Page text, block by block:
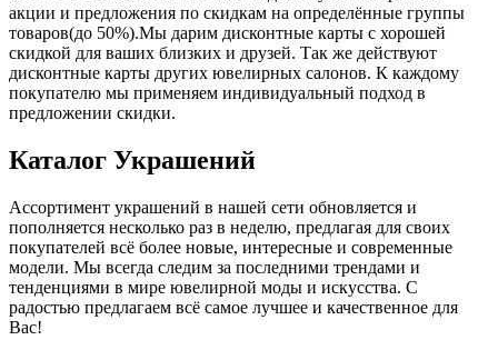
акции и предложения по скидкам на определённые группы
товаров(до 50%).Мы дарим дисконтные карты с хорошей
скидкой для ваших близких и друзей. Так же действуют
дисконтные карты других ювелирных салонов. К каждому
покупателю мы применяем индивидуальный подход в
предложении скидки.
Каталог Украшений
Ассортимент украшений в нашей сети обновляется и
пополняется несколько раз в неделю, предлагая для своих
покупателей всё более новые, интересные и современные
модели. Мы всегда следим за последними трендами и
тенденциями в мире ювелирной моды и искусства. С
радостью предлагаем всё самое лучшее и качественное для
Вас!